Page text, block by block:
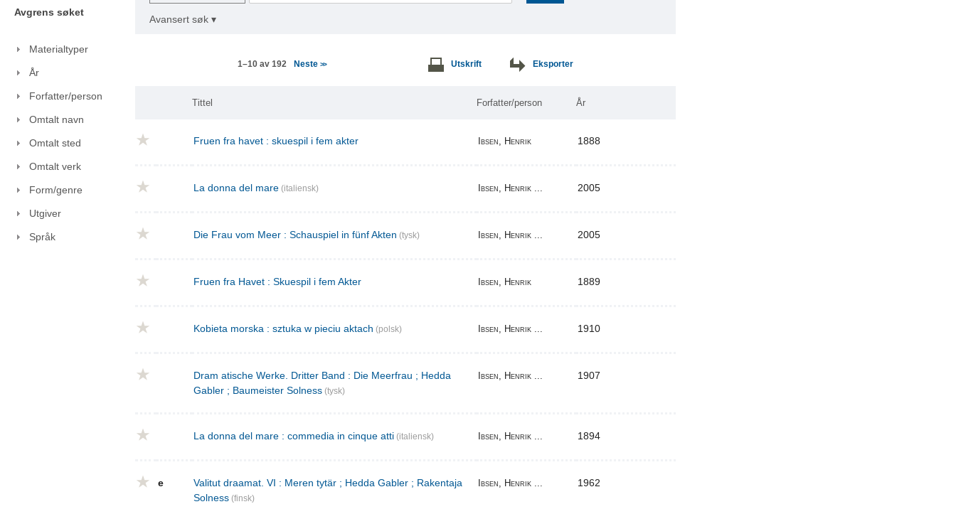
Avgrens søket
Materialtyper
År
Forfatter/person
Omtalt navn
Omtalt sted
Omtalt verk
Form/genre
Utgiver
Språk
Avansert søk ▾
1–10 av 192 Neste >> Utskrift Eksporter
Tittel Forfatter/person År
Fruen fra havet : skuespil i fem akter Ibsen, Henrik 1888
La donna del mare (italiensk) Ibsen, Henrik ... 2005
Die Frau vom Meer : Schauspiel in fünf Akten (tysk) Ibsen, Henrik ... 2005
Fruen fra Havet : Skuespil i fem Akter Ibsen, Henrik 1889
Kobieta morska : sztuka w pieciu aktach (polsk) Ibsen, Henrik ... 1910
Dram atische Werke. Dritter Band : Die Meerfrau ; Hedda
Gabler ; Baumeister Solness (tysk)
Ibsen, Henrik ... 1907
La donna del mare : commedia in cinque atti (italiensk) Ibsen, Henrik ... 1894
e
Valitut draamat. VI : Meren tytär ; Hedda Gabler ; Rakentaja
Solness (finsk)
Ibsen, Henrik ... 1962